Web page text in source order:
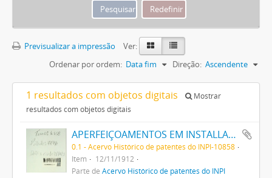
Previsualizar a impressão
Ver:
Ordenar por ordem: Data fim Direção: Ascendente
1 resultados com objetos digitais
Mostrar
resultados com objetos digitais
APERFEIÇOAMENTOS EM INSTALLAÇÕES ELECTRICAS PARA ILLUMINAÇÃO, AQUECIMENTO E VENTILAÇÃO DE VEHICULOS DE ESTRADAS DE FERRO E PARA FINS SEMELHANTES E RELATIVOS A TAES INSTALLAÇÕES
0.1 - Acervo Histórico de patentes do INPI-10858
Item
12/11/1912
Parte de Acervo Histórico de patentes do INPI